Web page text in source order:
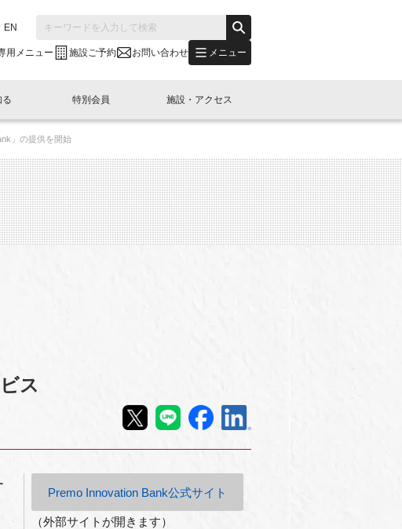
EN
用メニュー 施設ご予約 お問い合わせ メニュー
特別会員開催
出展・参加
What's "LINK-BioBAY TOKYO"？
会報誌 (News Letter)
日本橋コラム
ニュース・事業紹介
イベント
る
What’s LINK-J WEST
事業内容
GTB日本橋エリアについて
特別会員
入会申し込み
施設・アクセス
施設ご予約
」の提供を開始
ビス
Premo Innovation Bank公式サイト
（外部サイトが開きます）